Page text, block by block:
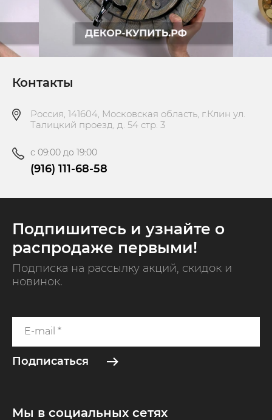
Контакты
Россия, 141604, Московская область, г.Клин ул.
Талицкий проезд, д. 54 стр. 3
с 09:00 до 19:00
(916) 111-68-58
Подпишитесь и узнайте о
распродаже первыми!
Подписка на рассылку акций, скидок и
новинок.
Подписаться
Мы в социальных сетях